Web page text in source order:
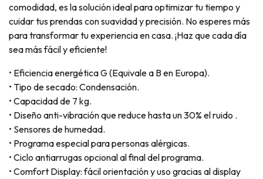
comodidad, es la solución ideal para optimizar tu tiempo y
cuidar tus prendas con suavidad y precisión. No esperes más
para transformar tu experiencia en casa. ¡Haz que cada día
sea más fácil y eficiente!
• Eficiencia energética G (Equivale a B en Europa).
• Tipo de secado: Condensación.
• Capacidad de 7 kg.
• Diseño anti-vibración que reduce hasta un 30% el ruido .
• Sensores de humedad.
• Programa especial para personas alérgicas.
• Ciclo antiarrugas opcional al final del programa.
• Comfort Display: fácil orientación y uso gracias al display